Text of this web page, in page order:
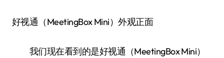
好视通（MeetingBox Mini）外观正面
我们现在看到的是好视通（MeetingBox Mini）